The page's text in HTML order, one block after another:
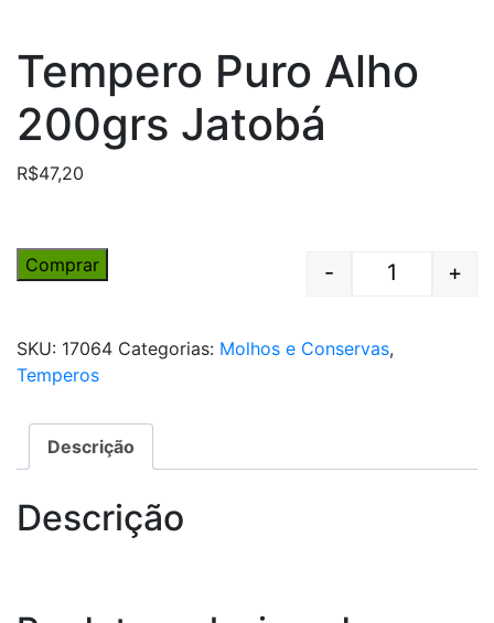
Tempero Puro Alho
200grs Jatobá
R$47,20
Quantity
- +
Comprar
SKU: 17064 Categorias: Molhos e Conservas,
Temperos
Descrição
Descrição